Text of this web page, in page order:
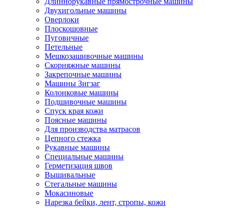
Двухигольные машины
Оверлоки
Плоскошовные
Пуговичные
Петельные
Мешкозашивочные машины
Скорняжные машины
Закрепочные машины
Машины Зигзаг
Колонковые машины
Подшивочные машины
Спуск края кожи
Поясные машины
Для производства матрасов
Цепного стежка
Рукавные машины
Специальные машины
Герметизация швов
Вышивальные
Стегальные машины
Мокасиновые
Нарезка бейки, лент, стропы, кожи